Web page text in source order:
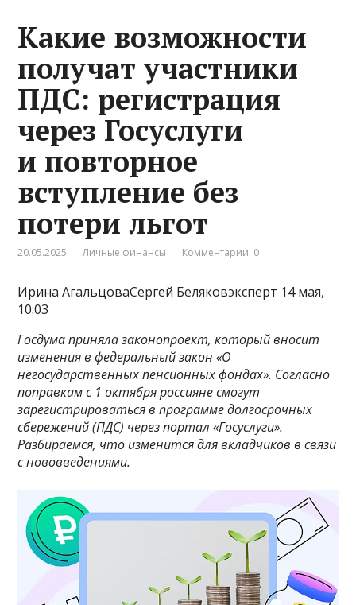
Какие возможности
получат участники
ПДС: регистрация
через Госуслуги
и повторное
вступление без
потери льгот
20.05.2025 Личные финансы Комментарии: 0
Ирина АгальцоваСергей Беляковэксперт 14 мая,
10:03
Госдума приняла законопроект, который вносит
изменения в федеральный закон «О
негосударственных пенсионных фондах». Согласно
поправкам с 1 октября россияне смогут
зарегистрироваться в программе долгосрочных
сбережений (ПДС) через портал «Госуслуги».
Разбираемся, что изменится для вкладчиков в связи
с нововведениями.